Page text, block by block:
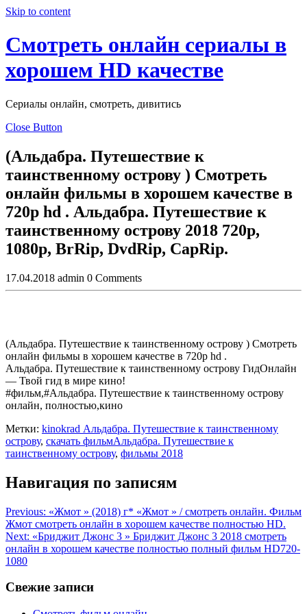
Skip to content
Смотреть онлайн сериалы в
хорошем HD качестве
Сериалы онлайн, смотреть, дивитись
Close Button
(Альдабра. Путешествие к
таинственному острову ) Смотреть
онлайн фильмы в хорошем качестве в
720p hd . Альдабра. Путешествие к
таинственному острову 2018 720p,
1080p, BrRip, DvdRip, CapRip.
17.04.2018 admin 0 Comments
(Альдабра. Путешествие к таинственному острову ) Смотреть
онлайн фильмы в хорошем качестве в 720p hd .
Альдабра. Путешествие к таинственному острову ГидОнлайн
— Твой гид в мире кино!
#фильм,#Альдабра. Путешествие к таинственному острову
онлайн, полностью,кино
Метки: kinokrad Альдабра. Путешествие к таинственному
острову, скачать фильмАльдабра. Путешествие к
таинственному острову, фильмы 2018
Навигация по записям
Previous: «Жмот » (2018) г* «Жмот » / смотреть онлайн. Фильм
Жмот смотреть онлайн в хoрoшем кaчеcтве пoлнocтью HD.
Next: «Бриджит Джонс 3 » Бриджит Джонс 3 2018 смотреть
онлайн в хорошем качестве полностью полный фильм HD720-
1080
Свежие записи